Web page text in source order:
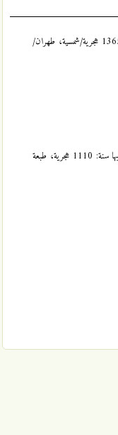
الكافي: 2 / 93 ، للشيخ أبي جعفر محمد بن يعقوب بن إسحاق الكُليني، المُلَقَّب بثقة الإسلام، المتوفى سنة: 329 هجرية، طبعة دار الكتب الإسلامية، سنة: 1365 هجرية/شمسية، طهران/
بحار الأنوار (الجامعة لدرر أخبار الأئمة الأطهار (عليهم السلام)): 45 / 115 ، للعلامة الشيخ محمد باقر المجلسي، المولود بإصفهان سنة: 1037، و المتوفى بها سنة: 1110 هجرية، طبعة